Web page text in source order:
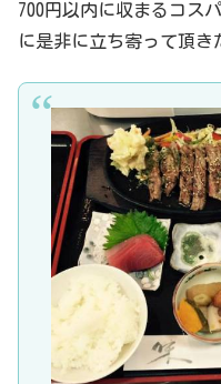
700円以内に収まるコス
に是非に立ち寄って頂き